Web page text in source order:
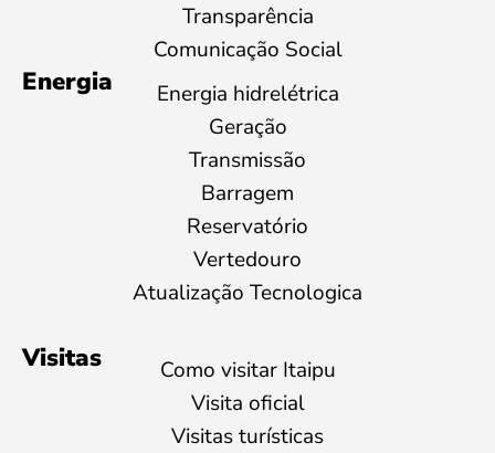
Transparência
Comunicação Social
Energia
Energia hidrelétrica
Geração
Transmissão
Barragem
Reservatório
Vertedouro
Atualização Tecnologica
Visitas
Como visitar Itaipu
Visita oficial
Visitas turísticas